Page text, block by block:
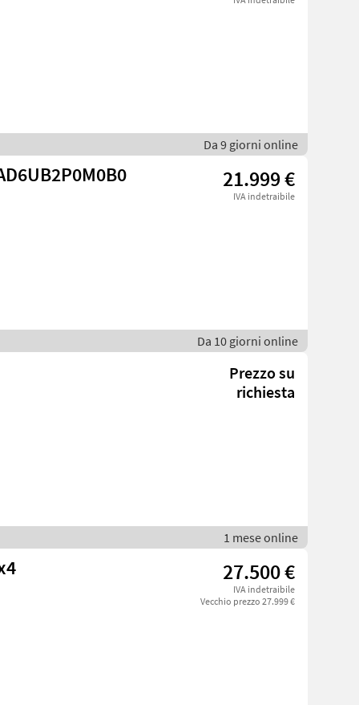
Da 9 giorni online
21.999 €
IVA indetraibile
Da 10 giorni online
Prezzo su
richiesta
1 mese online
27.500 €
IVA indetraibile
Vecchio prezzo 27.999 €